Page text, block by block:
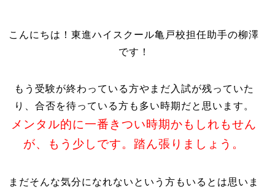
こんにちは！東進ハイスクール亀戸校担任助手の柳澤
です！
もう受験が終わっている方やまだ入試が残っていた
り、合否を待っている方も多い時期だと思います。
メンタル的に一番きつい時期かもしれもせん
が、もう少しです。踏ん張りましょう。
まだそんな気分になれないという方もいるとは思いま